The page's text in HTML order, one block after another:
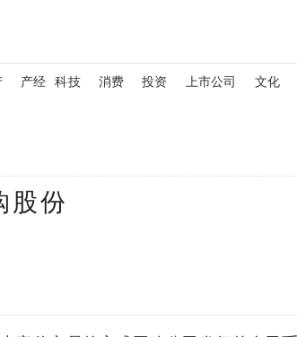
产经 科技 消费 投资 上市公司 文化
股份